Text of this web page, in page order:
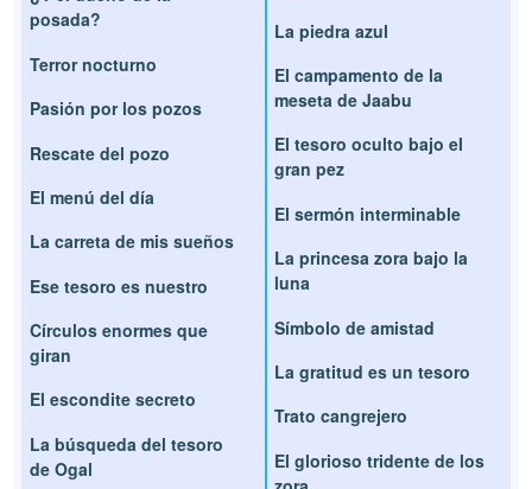
posada?
Terror nocturno
Pasión por los pozos
Rescate del pozo
El menú del día
La carreta de mis sueños
Ese tesoro es nuestro
Círculos enormes que
giran
El escondite secreto
La búsqueda del tesoro
de Ogal
La piedra azul
El campamento de la
meseta de Jaabu
El tesoro oculto bajo el
gran pez
El sermón interminable
La princesa zora bajo la
luna
Símbolo de amistad
La gratitud es un tesoro
Trato cangrejero
El glorioso tridente de los